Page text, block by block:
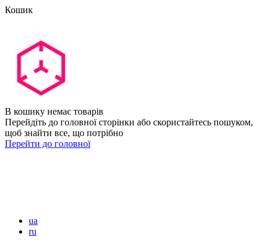
Кошик
В кошику немає товарів
Перейдіть до головної сторінки або скористайтесь пошуком,
щоб знайти все, що потрібно
Перейти до головної
ua
ru